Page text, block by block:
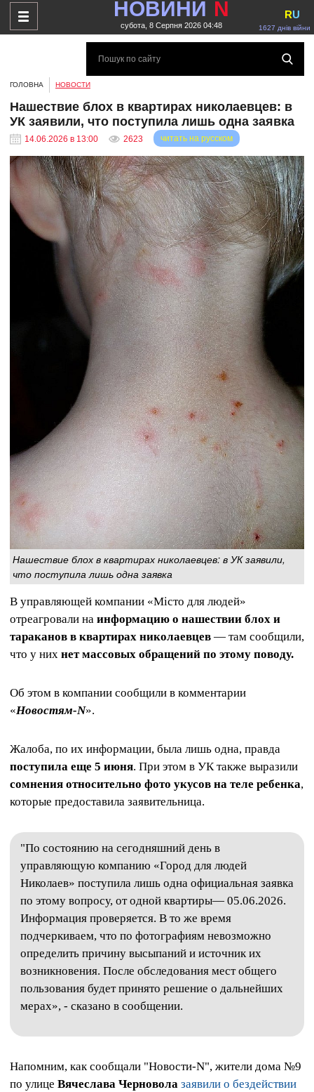
НОВИНИ N
субота, 8 Серпня 2026 04:48 1627 днів війни
RU
ГОЛОВНА НОВОСТИ
Нашествие блох в квартирах николаевцев: в
УК заявили, что поступила лишь одна заявка
14.06.2026 в 13:00 2623 читать на русском
Нашествие блох в квартирах николаевцев: в УК заявили,
что поступила лишь одна заявка
В управляющей компании «Місто для людей»
отреагровали на информацию о нашествии блох и
тараканов в квартирах николаевцев — там сообщили,
что у них нет массовых обращений по этому поводу.
Об этом в компании сообщили в комментарии
«Новостям-N».
Жалоба, по их информации, была лишь одна, правда
поступила еще 5 июня. При этом в УК также выразили
сомнения относительно фото укусов на теле ребенка,
которые предоставила заявительница.
"По состоянию на сегодняшний день в
управляющую компанию «Город для людей
Николаев» поступила лишь одна официальная заявка
по этому вопросу, от одной квартиры— 05.06.2026.
Информация проверяется. В то же время
подчеркиваем, что по фотографиям невозможно
определить причину высыпаний и источник их
возникновения. После обследования мест общего
пользования будет принято решение о дальнейших
мерах», - сказано в сообщении.
Напомним, как сообщали "Новости-N", жители дома №9
по улице Вячеслава Черновола заявили о бездействии